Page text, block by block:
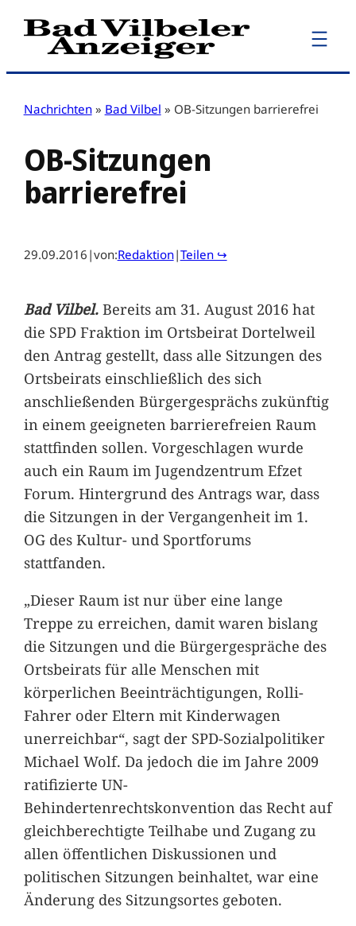
Zum
Inhalt
Nachrichten » Bad Vilbel » OB-Sitzungen barrierefrei
OB-Sitzungen
barrierefrei
29.09.2016 |von:Redaktion|Teilen ↪
Bad Vilbel. Bereits am 31. August 2016 hat
die SPD Fraktion im Ortsbeirat Dortelweil
den Antrag gestellt, dass alle Sitzungen des
Ortsbeirats einschließlich des sich
anschließenden Bürgergesprächs zukünftig
in einem geeigneten barrierefreien Raum
stattfinden sollen. Vorgeschlagen wurde
auch ein Raum im Jugendzentrum Efzet
Forum. Hintergrund des Antrags war, dass
die Sitzungen in der Vergangenheit im 1.
OG des Kultur- und Sportforums
stattfanden.
„Dieser Raum ist nur über eine lange
Treppe zu erreichen, damit waren bislang
die Sitzungen und die Bürgergespräche des
Ortsbeirats für alle Menschen mit
körperlichen Beeinträchtigungen, Rolli-
Fahrer oder Eltern mit Kinderwagen
unerreichbar“, sagt der SPD-Sozialpolitiker
Michael Wolf. Da jedoch die im Jahre 2009
ratifizierte UN-
Behindertenrechtskonvention das Recht auf
gleichberechtigte Teilhabe und Zugang zu
allen öffentlichen Diskussionen und
politischen Sitzungen beinhaltet, war eine
Änderung des Sitzungsortes geboten.